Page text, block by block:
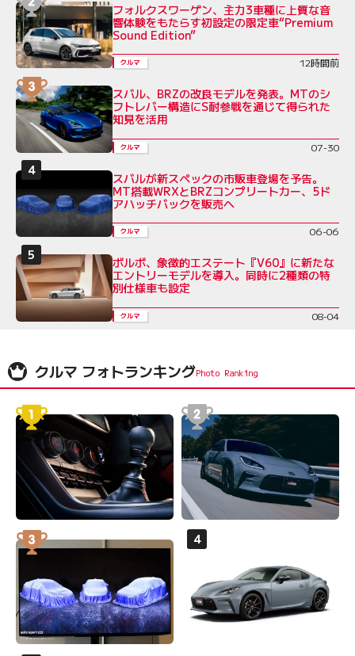
フォルクスワーゲン、主力3車種に上質な音
響体験をもたらす初設定の限定車“Premium
Sound Edition”
クルマ 12時間前
スバル、BRZの改良モデルを発表。MTのシ
フトレバー構造にS耐参戦を通じて得られた
知見を活用
クルマ 07-30
スバルが新スペックの市販車登場を予告。
MT搭載WRXとBRZコンプリートカー、5ド
アハッチバックを販売へ
クルマ 06-06
ボルボ、象徴的エステート『V60』に新たな
エントリーモデルを導入。同時に2種類の特
別仕様車も設定
クルマ 08-04
クルマ フォトランキング